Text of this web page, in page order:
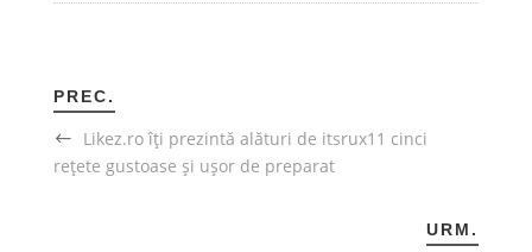
PREC.
Likez.ro îți prezintă alături de itsrux11 cinci
rețete gustoase și ușor de preparat
URM.